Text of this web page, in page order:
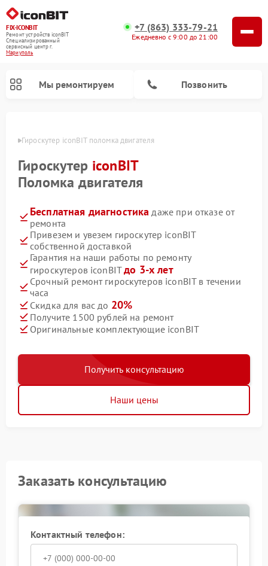
FIX-ICONBIT
Ремонт устройств iconBIT
Специализированный
cервисный центр г.
Мариуполь
+7 (863) 333-79-21
Ежедневно с 9:00 до 21:00
Мы ремонтируем Позвонить
Гироскутер iconBIT поломка двигателя
Гироскутер iconBIT
Поломка двигателя
Бесплатная диагностика даже при отказе от
ремонта
Привезем и увезем гироскутер iconBIT
собственной доставкой
Гарантия на наши работы по ремонту
гироскутеров iconBITдо 3-х лет
Срочный ремонт гироскутеров iconBIT в течении
часа
Скидка для вас до 20%
Получите 1500 рублей на ремонт
Оригинальные комплектующие iconBIT
Получить консультацию
Наши цены
Заказать консультацию
Контактный телефон: